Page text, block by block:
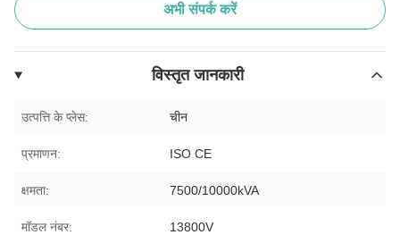
अभी संपर्क करें
विस्तृत जानकारी
उत्पत्ति के प्लेस: चीन
प्रमाणन: ISO CE
क्षमता: 7500/10000kVA
मॉडल नंबर: 13800V